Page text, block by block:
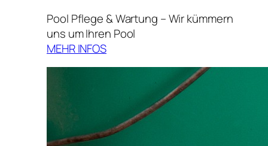
Pool Pflege & Wartung – Wir kümmern
uns um Ihren Pool
MEHR INFOS